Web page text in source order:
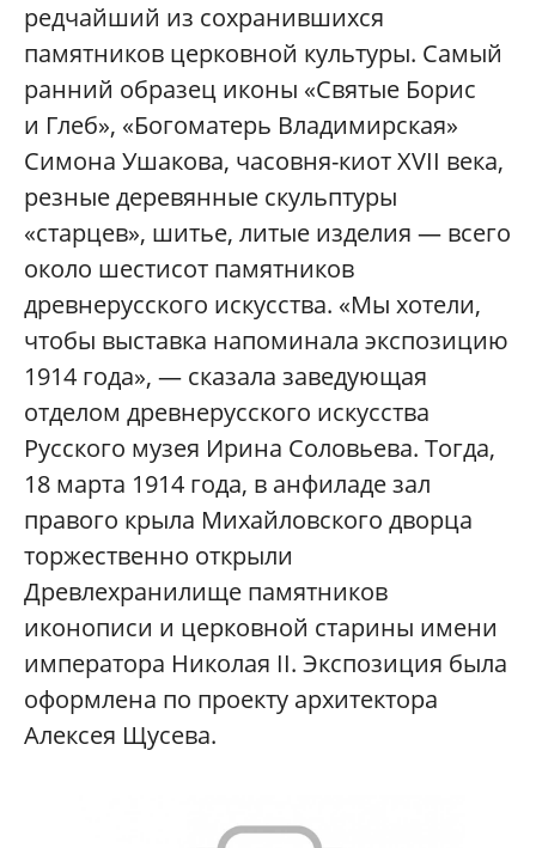
редчайший из сохранившихся
памятников церковной культуры. Самый
ранний образец иконы «Святые Борис
и Глеб», «Богоматерь Владимирская»
Симона Ушакова, часовня-киот XVII века,
резные деревянные скульптуры
«старцев», шитье, литые изделия — всего
около шестисот памятников
древнерусского искусства. «Мы хотели,
чтобы выставка напоминала экспозицию
1914 года», — сказала заведующая
отделом древнерусского искусства
Русского музея Ирина Соловьева. Тогда,
18 марта 1914 года, в анфиладе зал
правого крыла Михайловского дворца
торжественно открыли
Древлехранилище памятников
иконописи и церковной старины имени
императора Николая II. Экспозиция была
оформлена по проекту архитектора
Алексея Щусева.